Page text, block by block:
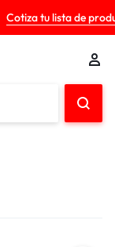
Cotiza tu lista de